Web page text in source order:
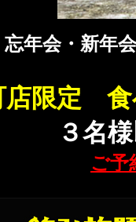
年会・新年
店限定 食
３名
ご予